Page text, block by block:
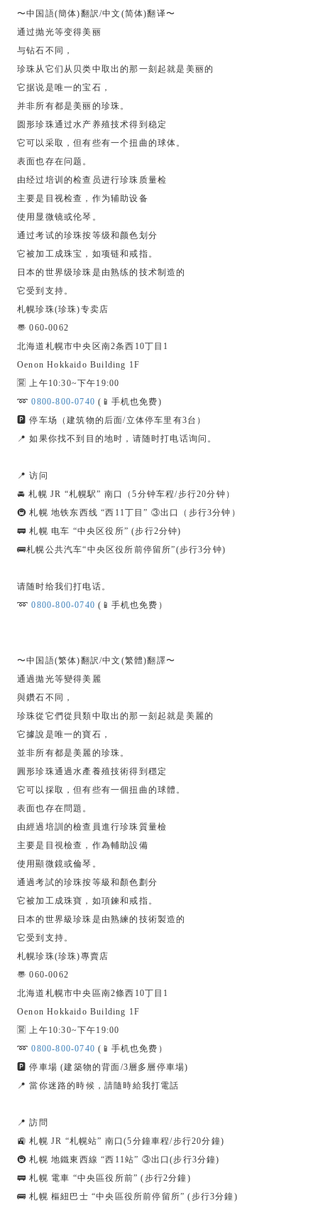
〜中国語(簡体)翻訳/中文(简体)翻译〜
通过抛光等变得美丽
与钻石不同，
珍珠从它们从贝类中取出的那一刻起就是美丽的
它据说是唯一的宝石，
并非所有都是美丽的珍珠。
圆形珍珠通过水产养殖技术得到稳定
它可以采取，但有些有一个扭曲的球体。
表面也存在问题。
由经过培训的检查员进行珍珠质量检
主要是目视检查，作为辅助设备
使用显微镜或伦琴。
通过考试的珍珠按等级和颜色划分
它被加工成珠宝，如项链和戒指。
日本的世界级珍珠是由熟练的技术制造的
它受到支持。
札幌珍珠(珍珠)专卖店
〠 060-0062
北海道札幌市中央区南2条西10丁目1
Oenon Hokkaido Building 1F
🈺 上午10:30~下午19:00
➿0800-800-0740 (📱手机也免费)
🅿️ 停车场（建筑物的后面/立体停车里有3台）
📍 如果你找不到目的地时，请随时打电话询问。
📍 访问
🚘 札幌 JR “札幌駅” 南口（5分钟车程/步行20分钟）
🚇 札幌 地铁东西线 “西11丁目” ③出口（步行3分钟）
🚃 札幌 电车 “中央区役所” (步行2分钟)
🚌札幌公共汽车“中央区役所前停留所”(步行3分钟)
请随时给我们打电话。
➿0800-800-0740 (📱手机也免费）
〜中国語(繁体)翻訳/中文(繁體)翻譯〜
通過拋光等變得美麗
與鑽石不同，
珍珠從它們從貝類中取出的那一刻起就是美麗的
它據說是唯一的寶石，
並非所有都是美麗的珍珠。
圓形珍珠通過水產養殖技術得到穩定
它可以採取，但有些有一個扭曲的球體。
表面也存在問題。
由經過培訓的檢查員進行珍珠質量檢
主要是目視檢查，作為輔助設備
使用顯微鏡或倫琴。
通過考試的珍珠按等級和顏色劃分
它被加工成珠寶，如項鍊和戒指。
日本的世界級珍珠是由熟練的技術製造的
它受到支持。
札幌珍珠(珍珠)專賣店
〠 060-0062
北海道札幌市中央區南2條西10丁目1
Oenon Hokkaido Building 1F
🈺 上午10:30~下午19:00
➿0800-800-0740 (📱手机也免费）
🅿️ 停車場 (建築物的背面/3層多層停車場)
📍 當你迷路的時候，請隨時給我打電話
📍 訪問
🚉 札幌 JR “札幌站” 南口(5分鐘車程/步行20分鐘)
🚇 札幌 地鐵東西線 “西11站” ③出口(步行3分鐘)
🚃 札幌 電車 “中央區役所前” (步行2分鐘)
🚌 札幌 樞紐巴士 “中央區役所前停留所” (步行3分鐘)